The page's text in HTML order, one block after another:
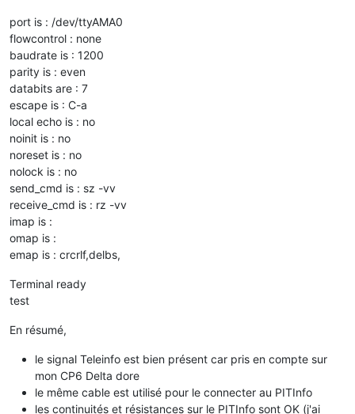
port is : /dev/ttyAMA0
flowcontrol : none
baudrate is : 1200
parity is : even
databits are : 7
escape is : C-a
local echo is : no
noinit is : no
noreset is : no
nolock is : no
send_cmd is : sz -vv
receive_cmd is : rz -vv
imap is :
omap is :
emap is : crcrlf,delbs,
Terminal ready
test
En résumé,
le signal Teleinfo est bien présent car pris en compte sur
mon CP6 Delta dore
le même cable est utilisé pour le connecter au PITInfo
les continuités et résistances sur le PITInfo sont OK (j'ai